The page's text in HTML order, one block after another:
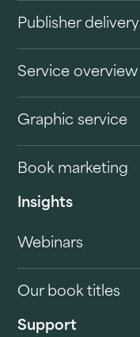
Publisher delivery
Service overview
Graphic service
Book marketing
Insights
Webinars
Our book titles
Support